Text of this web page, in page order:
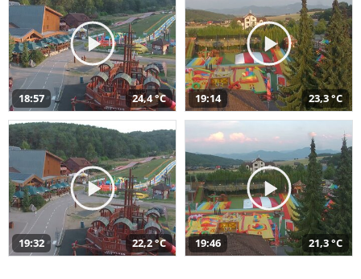
18:57 24,4 °C 19:14 23,3 °C
19:32 22,2 °C 19:46 21,3 °C